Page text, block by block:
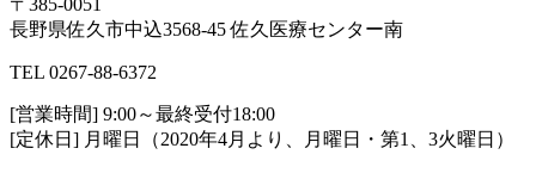
〒385-0051
長野県佐久市中込3568-45 佐久医療センター南
TEL 0267-88-6372
[営業時間] 9:00～最終受付18:00
[定休日] 月曜日（2020年4月より、月曜日・第1、3火曜日）